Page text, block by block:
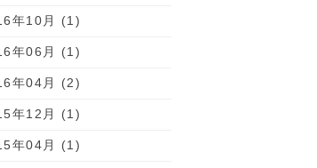
年10月 (1)
年06月 (1)
年04月 (2)
年12月 (1)
年04月 (1)